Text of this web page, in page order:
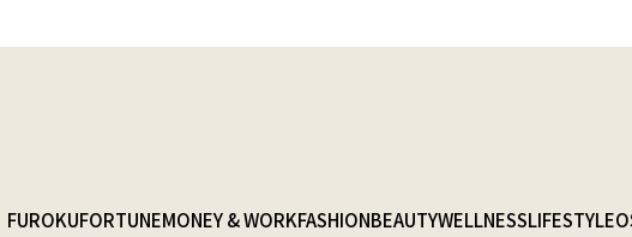
FUROKUFORTUNEMONEY & WORKFASHIONBEAUTYWELLNESSLIFESTYLE